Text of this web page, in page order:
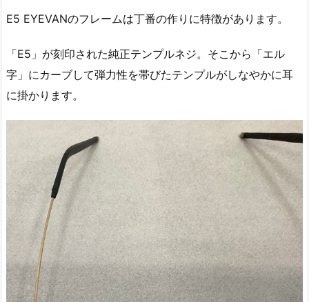
E5 EYEVANのフレームは丁番の作りに特徴があります。
「E5」が刻印された純正テンプルネジ。そこから「エル
字」にカーブして弾力性を帯びたテンプルがしなやかに耳
に掛かります。